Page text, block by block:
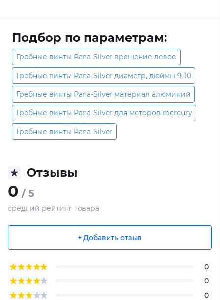
Подбор по параметрам:
Гребные винты Pana-Silver вращение левое
Гребные винты Pana-Silver диаметр, дюймы 9-10
Гребные винты Pana-Silver материал алюминий
Гребные винты Pana-Silver для моторов mercury
Гребные винты Pana-Silver
Отзывы
0 / 5
средний рейтинг товара
+ Добавить отзыв
0
0
0